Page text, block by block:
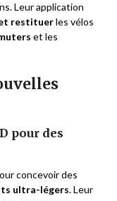
Leur application
restituerles vélos
et les
pour des
concevoir des
ultra-légers. Leur